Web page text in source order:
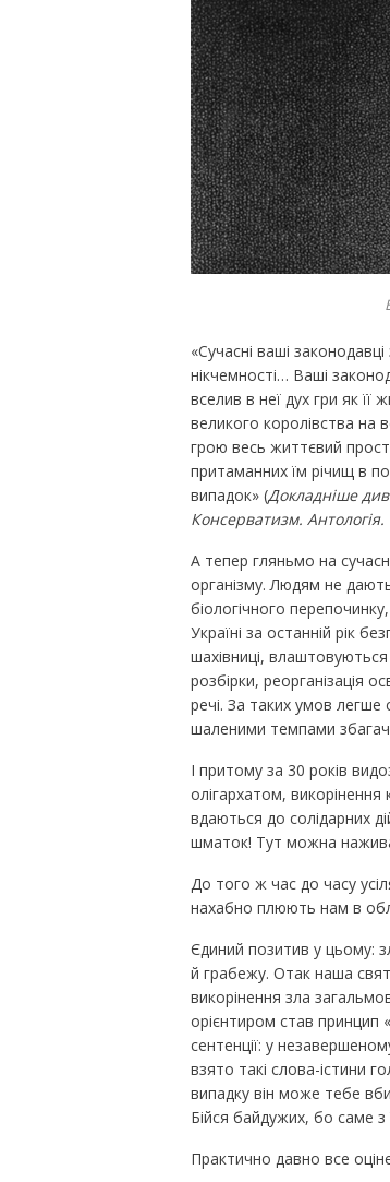
«Сучасні ваші
нікчемності… Ваші
вселив в неї дух гри як
великого королівства на
грою весь життєвий
притаманних їм річищ в
випадок» (Докладніше
Консерватизм.
А тепер гляньмо на
організму. Людям не дають
біологічного
Україні за останній рік
шахівниці, влаштовуються
розбірки, реорганізація
речі. За таких умов легше
шаленими темпами
І притому за 30 років
олігархатом,
вдаються до солідарних
шматок! Тут можна
До того ж час до часу
нахабно плюють нам в
Єдиний позитив у цьому:
й грабежу. Отак наша
викорінення зла
орієнтиром став принцип
сентенції: у
взято такі слова-істини
випадку він може тебе
Бійся байдужих, бо саме з
Практично давно все